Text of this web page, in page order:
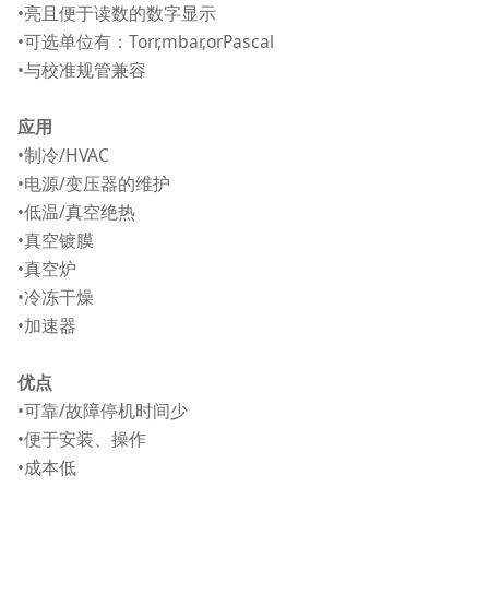
•亮且便于读数的数字显示
•可选单位有：Torr,mbar,orPascal
•与校准规管兼容
应用
•制冷/HVAC
•电源/变压器的维护
•低温/真空绝热
•真空镀膜
•真空炉
•冷冻干燥
•加速器
优点
•可靠/故障停机时间少
•便于安装、操作
•成本低